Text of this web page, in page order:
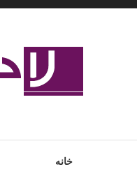
Skip
خانه